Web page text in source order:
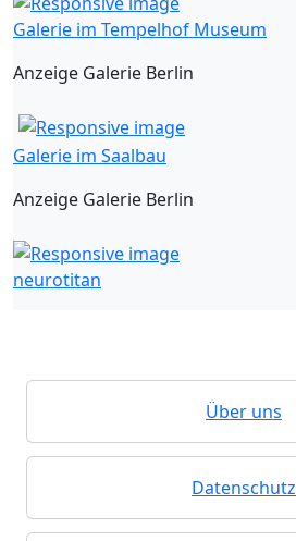
Galerie im Tempelhof Museum
Anzeige Galerie Berlin
Galerie im Saalbau
Anzeige Galerie Berlin
neurotitan
Über uns
Datenschutz